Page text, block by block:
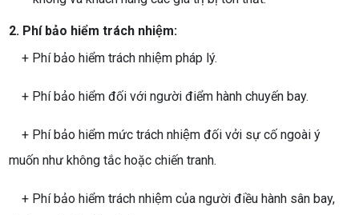
2. Phí bảo hiểm trách nhiệm:
+ Phí bảo hiểm trách nhiệm pháp lý.
+ Phí bảo hiểm đối với người điểm hành chuyến bay.
+ Phí bảo hiểm mức trách nhiệm đối vởi sự cố ngoài ý
muốn như không tắc hoặc chiến tranh.
+ Phí bảo hiểm trách nhiệm của người điều hành sân bay,